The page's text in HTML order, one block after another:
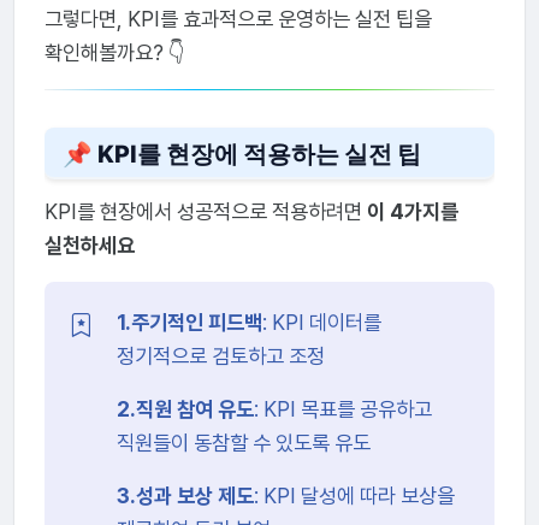
그렇다면, KPI를 효과적으로 운영하는 실전 팁을
확인해볼까요? 👇
📌 KPI를 현장에 적용하는 실전 팁
KPI를 현장에서 성공적으로 적용하려면 이 4가지를
실천하세요
1.주기적인 피드백: KPI 데이터를
정기적으로 검토하고 조정
2.직원 참여 유도: KPI 목표를 공유하고
직원들이 동참할 수 있도록 유도
3.성과 보상 제도: KPI 달성에 따라 보상을